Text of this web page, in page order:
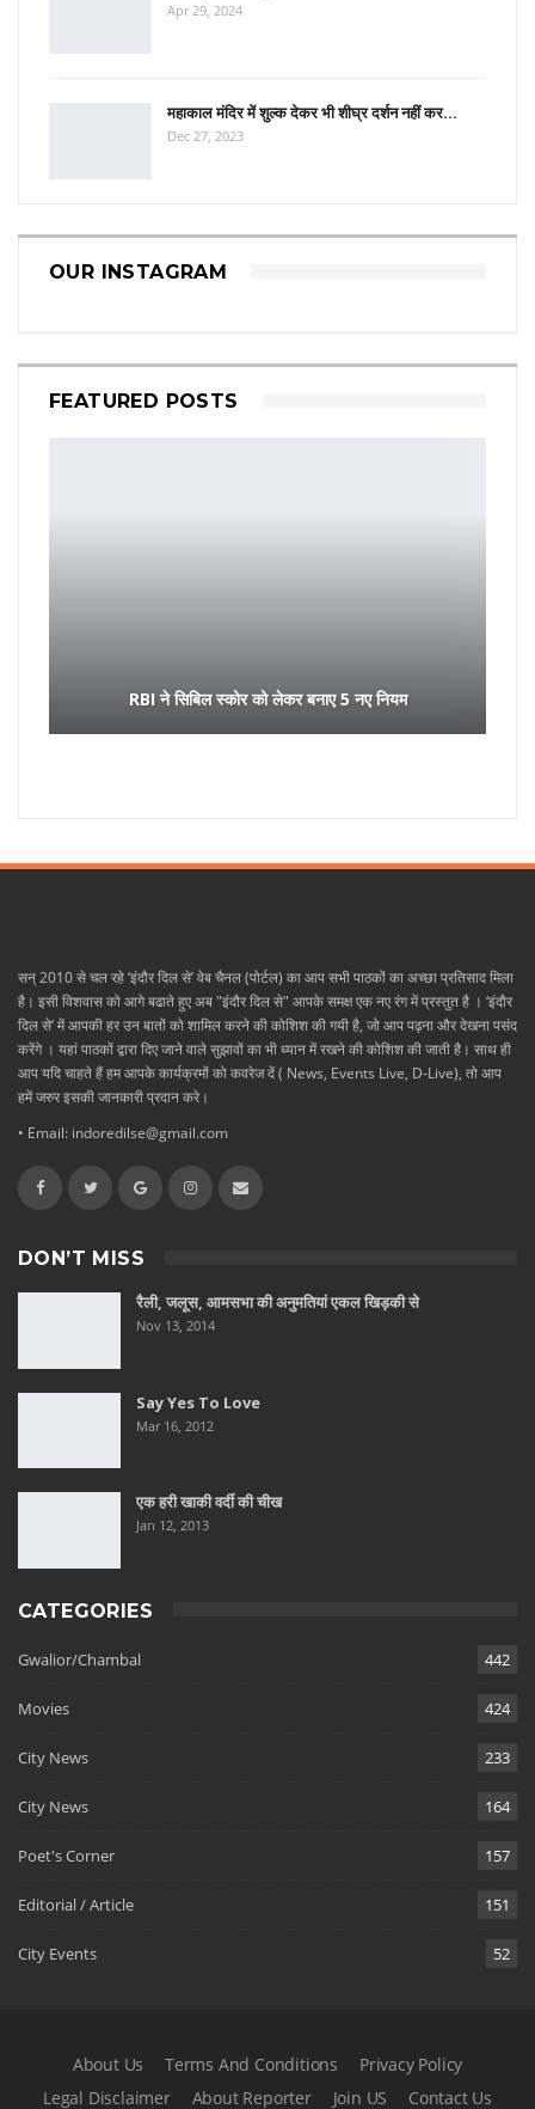
Apr 29, 2024
महाकाल मंदिर में शुल्क देकर भी शीघ्र दर्शन नहीं कर…
Dec 27, 2023
OUR INSTAGRAM
FEATURED POSTS
RBI ने सिबिल स्कोर को लेकर बनाए 5 नए नियम
सन् 2010 से चल रहे ‘इंदौर दिल से’ वेब चैनल (पोर्टल) का आप सभी पाठकों का अच्छा प्रतिसाद मिला
है। इसी विशवास को आगे बढाते हुए अब "इंदौर दिल से" आपके समक्ष एक नए रंग में प्रस्तुत है । ‘इंदौर
दिल से’ में आपकी हर उन बातों को शामिल करने की कोशिश की गयी है, जो आप पढ़ना और देखना पसंद
करेंगे । यहां पाठकों द्वारा दिए जाने वाले सुझावों का भी ध्यान में रखने की कोशिश की जाती है। साथ ही
आप यदि चाहते हैं हम आपके कार्यक्रमों को कवरेज दें ( News, Events Live, D-Live), तो आप
हमें जरुर इसकी जानकारी प्रदान करे।
• Email: indoredilse@gmail.com
DON’T MISS
रैली, जलूस, आमसभा की अनुमतियां एकल खिड़की से
Nov 13, 2014
Say Yes To Love
Mar 16, 2012
एक हरी खाकी वर्दी की चीख
Jan 12, 2013
CATEGORIES
Gwalior/Chambal 442
Movies 424
City News 233
City News 164
Poet's Corner 157
Editorial / Article 151
City Events 52
About Us Terms And Conditions
Privacy Policy
Legal Disclaimer
About Reporter Join US Contact Us